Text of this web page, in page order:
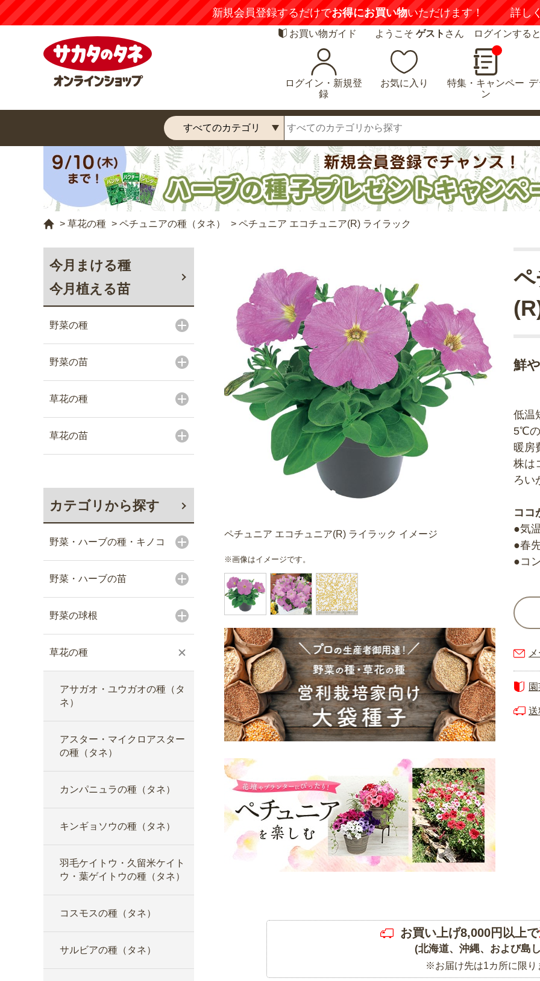
新規会員登録するだけでお得にお買い物いただけます！ 詳し
お買い物ガイド ようこそ ゲスト さん ログインする
ログイン・新規登
録
お気に入り
特集・キャンペー
ン
> 草花の種 > ペチュニアの種（タネ） > ペチュニア エコチュニア(R) ライラック
今月まける種
今月植える苗
野菜の種
野菜の苗
草花の種
草花の苗
カテゴリから探す
野菜・ハーブの種・キノコ
野菜・ハーブの苗
野菜の球根
草花の種
アサガオ・ユウガオの種（タ
ネ）
アスター・マイクロアスター
の種（タネ）
カンパニュラの種（タネ）
キンギョソウの種（タネ）
羽毛ケイトウ・久留米ケイト
ウ・葉ゲイトウの種（タネ）
コスモスの種（タネ）
サルビアの種（タネ）
ペチュニア エコチュニア(R) ライラック イメージ
※画像はイメージです。
鮮
低温
5℃の
暖房
株は
ろい
ココ
●気
●春
●コ
送
お買い上げ8,000円以上で
(北海道、沖縄、および島
※お届け先は1カ所に限り